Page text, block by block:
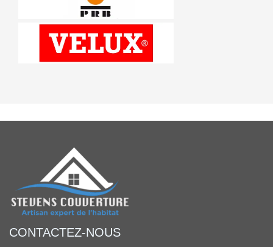
CONTACTEZ-NOUS